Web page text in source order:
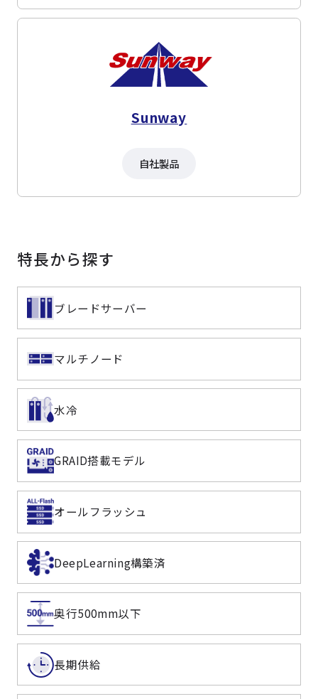
Sunway
自社製品
特長から探す
ブレードサーバー
マルチノード
水冷
GRAID搭載モデル
オールフラッシュ
DeepLearning構築済
奥行500mm以下
長期供給